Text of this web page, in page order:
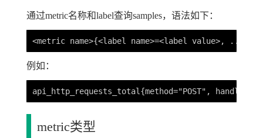
通过metric名称和label查询samples，语法如下：
例如：
metric类型